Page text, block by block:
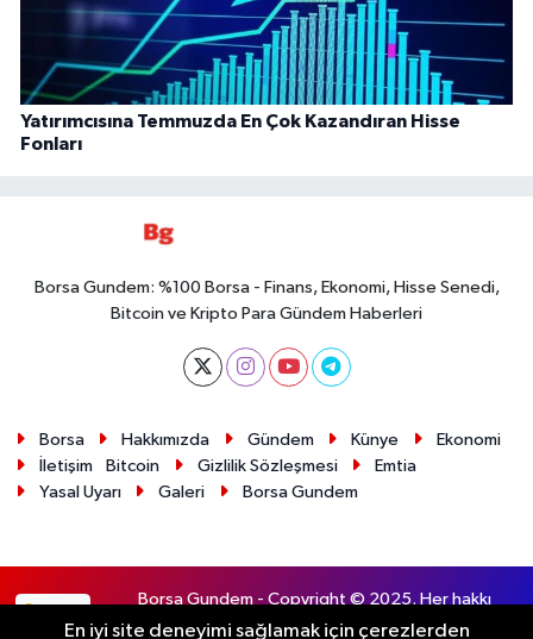
Yatırımcısına Temmuzda En Çok Kazandıran Hisse
Fonları
Borsa Gundem: %100 Borsa - Finans, Ekonomi, Hisse Senedi,
Bitcoin ve Kripto Para Gündem Haberleri
Borsa Hakkımızda Gündem Künye
Ekonomi
İletişim
Bitcoin Gizlilik Sözleşmesi
Emtia
Yasal Uyarı
Galeri Borsa Gundem
Borsa Gundem - Copyright © 2025. Her hakkı
saklıdır.
En iyi site deneyimi sağlamak için çerezlerden